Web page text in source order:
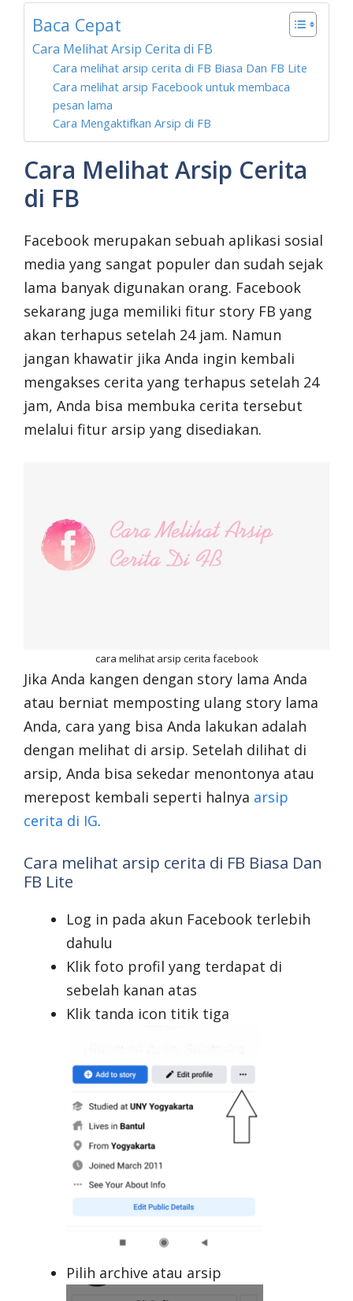
Baca Cepat
Cara Melihat Arsip Cerita di FB
Cara melihat arsip cerita di FB Biasa Dan FB Lite
Cara melihat arsip Facebook untuk membaca
pesan lama
Cara Mengaktifkan Arsip di FB
Cara Melihat Arsip Cerita
di FB
Facebook merupakan sebuah aplikasi sosial
media yang sangat populer dan sudah sejak
lama banyak digunakan orang. Facebook
sekarang juga memiliki fitur story FB yang
akan terhapus setelah 24 jam. Namun
jangan khawatir jika Anda ingin kembali
mengakses cerita yang terhapus setelah 24
jam, Anda bisa membuka cerita tersebut
melalui fitur arsip yang disediakan.
cara melihat arsip cerita facebook
Jika Anda kangen dengan story lama Anda
atau berniat memposting ulang story lama
Anda, cara yang bisa Anda lakukan adalah
dengan melihat di arsip. Setelah dilihat di
arsip, Anda bisa sekedar menontonya atau
merepost kembali seperti halnya arsip
cerita di IG.
Cara melihat arsip cerita di FB Biasa Dan
FB Lite
Log in pada akun Facebook terlebih
dahulu
Klik foto profil yang terdapat di
sebelah kanan atas
Klik tanda icon titik tiga
Pilih archive atau arsip